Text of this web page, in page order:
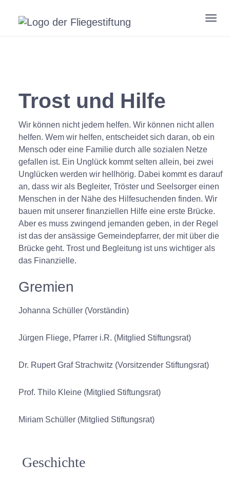
Hauptinhalt
Trost und Hilfe
Wir können nicht jedem helfen. Wir können nicht allen
helfen. Wem wir helfen, entscheidet sich daran, ob ein
Mensch oder eine Familie durch alle sozialen Netze
gefallen ist. Ein Unglück kommt selten allein, bei zwei
Unglücken werden wir hellhörig. Dabei kommt es darauf
an, dass wir als Begleiter, Tröster und Seelsorger einen
Menschen in der Nähe des Hilfesuchenden finden. Wir
bauen mit unserer finanziellen Hilfe eine erste Brücke.
Aber es muss zwingend jemanden geben, in der Regel
ist das der ansässige Gemeindepfarrer, der mit über die
Brücke geht. Trost und Begleitung ist uns wichtiger als
das Finanzielle.
Gremien
Johanna Schüller (Vorständin)
Jürgen Fliege, Pfarrer i.R. (Mitglied Stiftungsrat)
Dr. Rupert Graf Strachwitz (Vorsitzender Stiftungsrat)
Prof. Thilo Kleine (Mitglied Stiftungsrat)
Miriam Schüller (Mitglied Stiftungsrat)
Geschichte